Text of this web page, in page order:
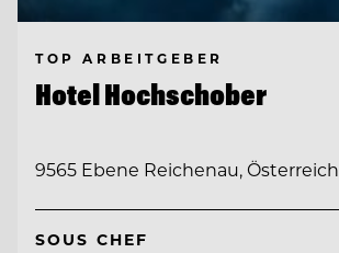
TOP ARBEITGEBER
Hotel Hochschober
9565 Ebene Reichenau, Österreich
SOUS CHEF